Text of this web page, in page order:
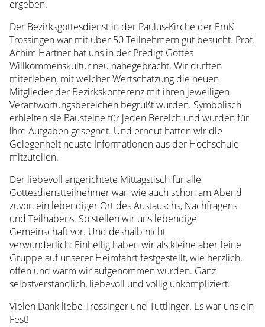
Presse
Lehrbeauftragte
Berenike
Keppler-
Rau
Dr.
Gabriele
Mayer
Kontakt
Spenden
Presse
Lernen
Sie
uns
kennen
Anfahrt
Aktuelles
Archiv
Kontakt
Spenden
Newsletter
ergeben.
Der Bezirksgottesdienst in der Paulus-Kirche der EmK
Trossingen war mit über 50 Teilnehmern gut besucht. Prof.
Achim Härtner hat uns in der Predigt Gottes
Willkommenskultur neu nahegebracht. Wir durften
miterleben, mit welcher Wertschätzung die neuen
Mitglieder der Bezirkskonferenz mit ihren jeweiligen
Verantwortungsbereichen begrüßt wurden. Symbolisch
erhielten sie Bausteine für jeden Bereich und wurden für
ihre Aufgaben gesegnet. Und erneut hatten wir die
Gelegenheit neuste Informationen aus der Hochschule
mitzuteilen.
Der liebevoll angerichtete Mittagstisch für alle
Gottesdienstteilnehmer war, wie auch schon am Abend
zuvor, ein lebendiger Ort des Austauschs, Nachfragens
und Teilhabens. So stellen wir uns lebendige
Gemeinschaft vor. Und deshalb nicht
verwunderlich: Einhellig haben wir als kleine aber feine
Gruppe auf unserer Heimfahrt festgestellt, wie herzlich,
offen und warm wir aufgenommen wurden. Ganz
selbstverständlich, liebevoll und völlig unkompliziert.
Vielen Dank liebe Trossinger und Tuttlinger. Es war uns ein
Fest!